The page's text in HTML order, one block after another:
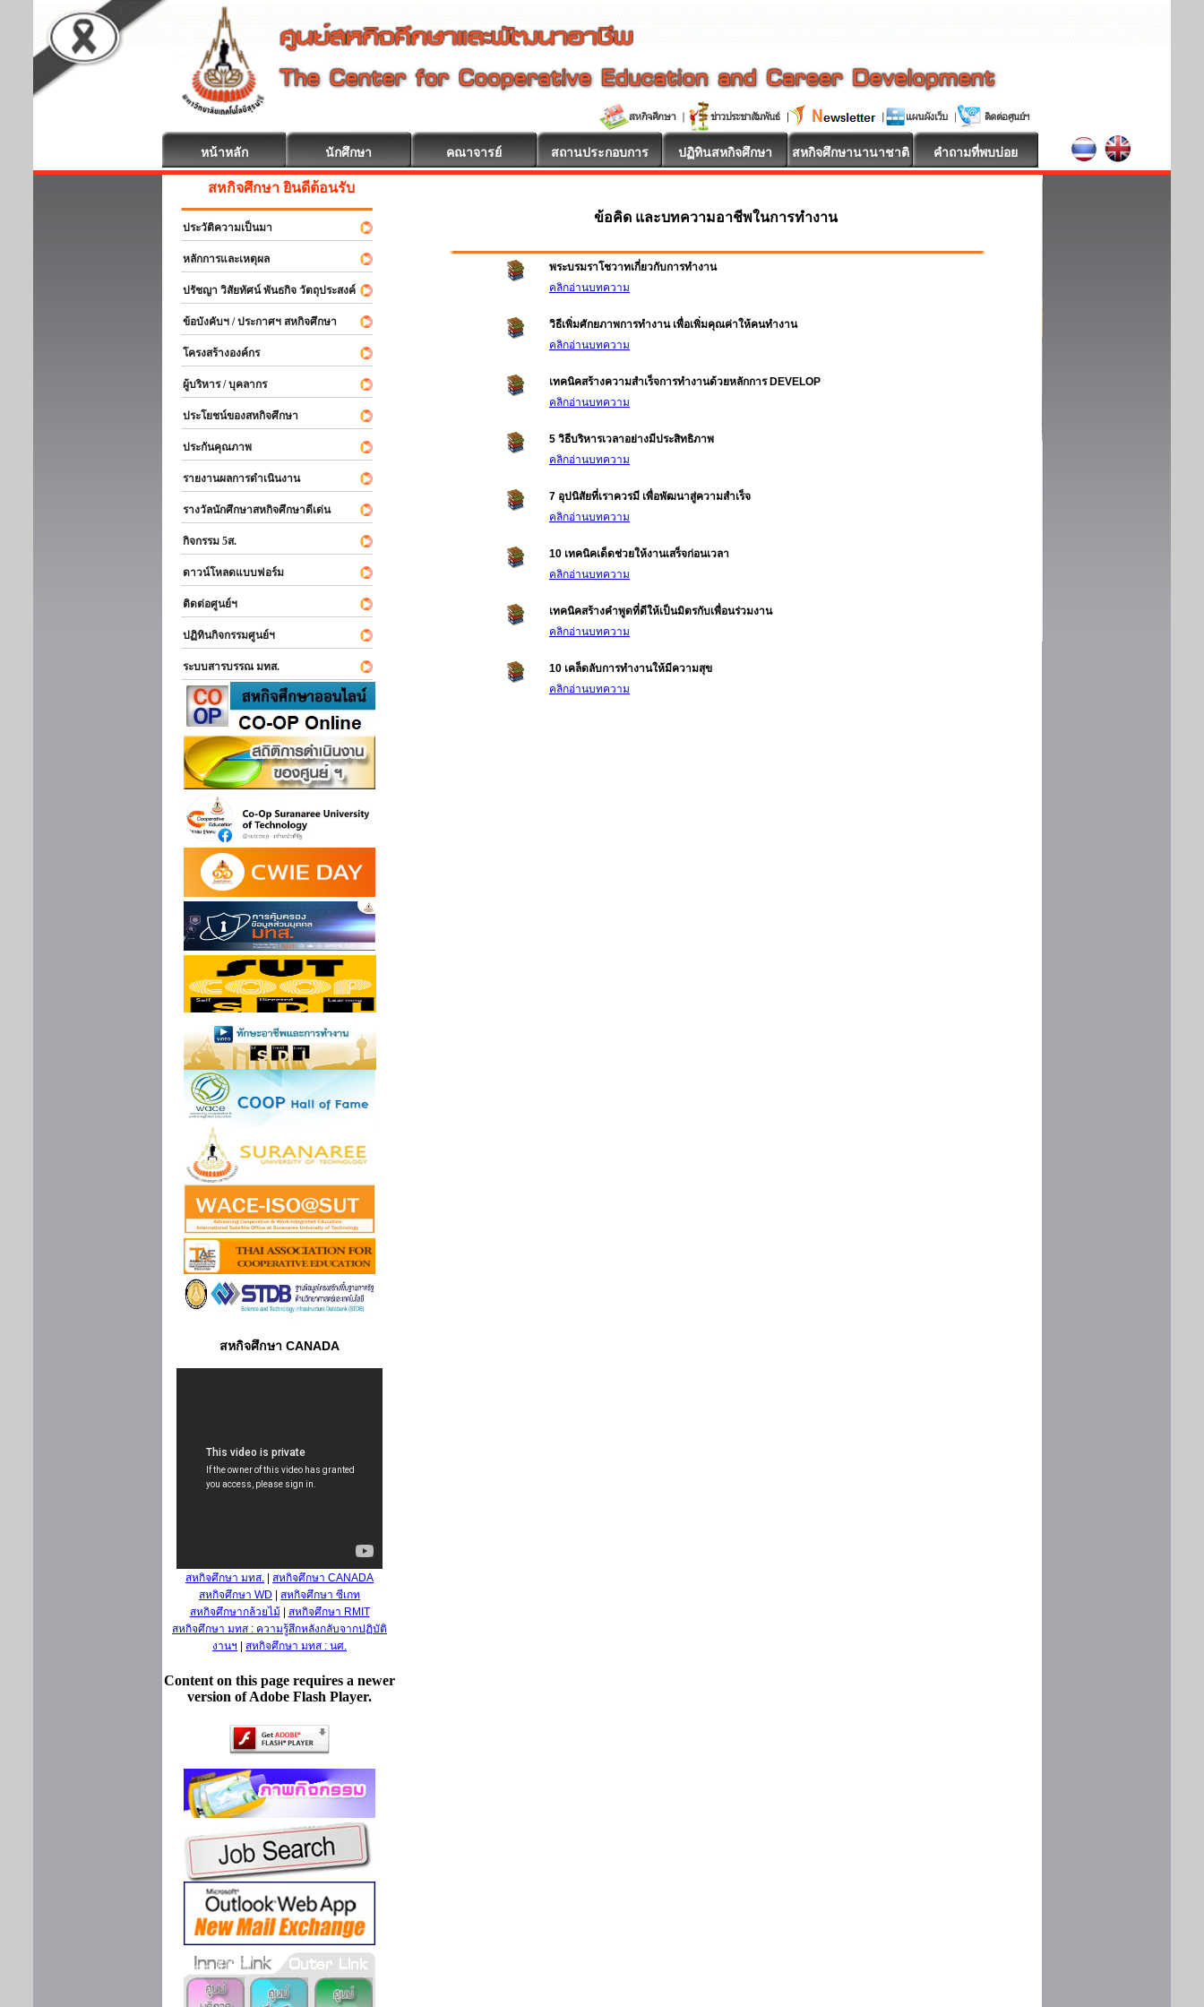
หน้าหลัก นักศึกษา คณาจารย์ สถานประกอบการ ปฏิทินสหกิจศึกษา สหกิจศึกษานานาชาติ คำถามที่พบบ่อย
สหกิจศึกษา ยินดีต้อนรับ
ประวัติความเป็นมา
หลักการและเหตุผล
ปรัชญา วิสัยทัศน์ พันธกิจ วัตถุประสงค์
ข้อบังคับฯ / ประกาศฯ สหกิจศึกษา
โครงสร้างองค์กร
ผู้บริหาร / บุคลากร
ประโยชน์ของสหกิจศึกษา
ประกันคุณภาพ
รายงานผลการดำเนินงาน
รางวัลนักศึกษาสหกิจศึกษาดีเด่น
กิจกรรม 5ส.
ดาวน์โหลดแบบฟอร์ม
ติดต่อศูนย์ฯ
ปฏิทินกิจกรรมศูนย์ฯ
ระบบสารบรรณ มทส.
สหกิจศึกษา CANADA
สหกิจศึกษา มทส.
สหกิจศึกษา CANADA
สหกิจศึกษา WD
สหกิจศึกษา ซีเกท
สหกิจศึกษากล้วยไม้
สหกิจศึกษา RMIT
สหกิจศึกษา มทส : ความรู้สึกหลังกลับจากปฏิบัติ
งานฯ
สหกิจศึกษา มทส : นศ.
Content on this page requires a newer
version of Adobe Flash Player.
ข้อคิด และบทความอาชีพในการทำงาน
พระบรมราโชวาทเกี่ยวกับการทำงาน
คลิกอ่านบทความ
วิธีเพิ่มศักยภาพการทำงาน เพื่อเพิ่มคุณค่าให้คนทำงาน
คลิกอ่านบทความ
เทคนิคสร้างความสำเร็จการทำงานด้วยหลักการ DEVELOP
คลิกอ่านบทความ
5 วิธีบริหารเวลาอย่างมีประสิทธิภาพ
คลิกอ่านบทความ
7 อุปนิสัยที่เราควรมี เพื่อพัฒนาสู่ความสำเร็จ
คลิกอ่านบทความ
10 เทคนิคเด็ดช่วยให้งานเสร็จก่อนเวลา
คลิกอ่านบทความ
เทคนิคสร้างคำพูดที่ดีให้เป็นมิตรกับเพื่อนร่วมงาน
คลิกอ่านบทความ
10 เคล็ดลับการทำงานให้มีความสุข
คลิกอ่านบทความ